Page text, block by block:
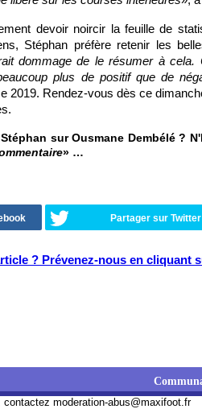
devoir noircir la feuille de
Stéphan préfère retenir les
dommage de le résumer à cela.
plus de positif que de
2019. Rendez-vous dès ce
sur Ousmane Dembélé ?
» …
Partager sur Twitter
? Prévenez-nous en cliquant
contactez moderation-abus@maxifoot.fr